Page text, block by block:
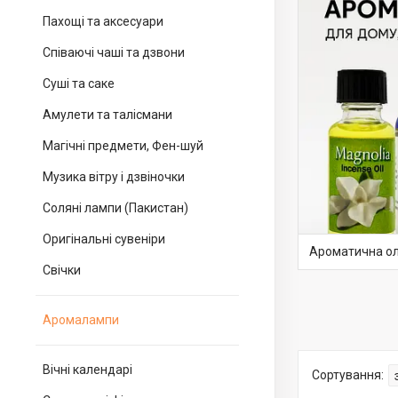
Пахощі та аксесуари
Співаючі чаші та дзвони
Суші та саке
Амулети та талісмани
Магічні предмети, Фен-шуй
Музика вітру і дзвіночки
Соляні лампи (Пакистан)
Оригінальні сувеніри
Свічки
Аромалампи
Вічні календарі
Ароматична